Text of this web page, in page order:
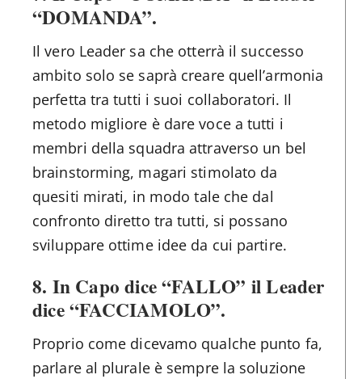
“DOMANDA”.
Il vero Leader sa che otterrà il successo
ambito solo se saprà creare quell’armonia
perfetta tra tutti i suoi collaboratori. Il
metodo migliore è dare voce a tutti i
membri della squadra attraverso un bel
brainstorming, magari stimolato da
quesiti mirati, in modo tale che dal
confronto diretto tra tutti, si possano
sviluppare ottime idee da cui partire.
8. In Capo dice “FALLO” il Leader
dice “FACCIAMOLO”.
Proprio come dicevamo qualche punto fa,
parlare al plurale è sempre la soluzione